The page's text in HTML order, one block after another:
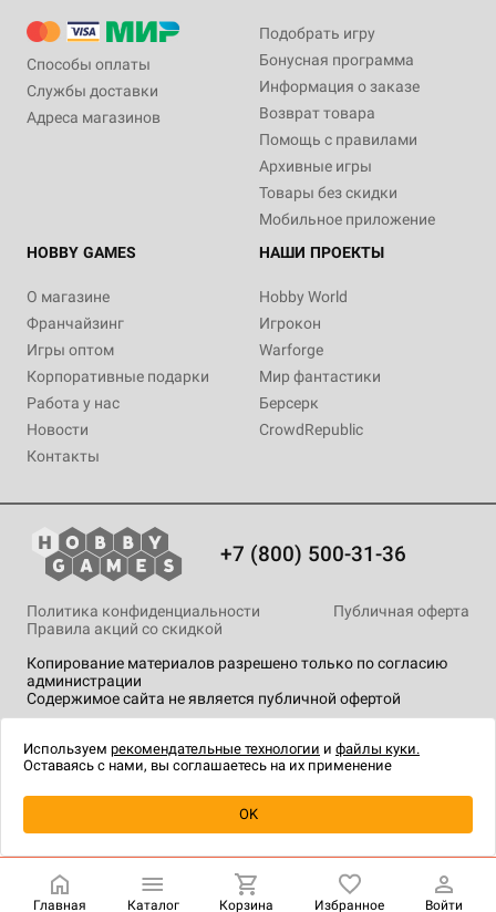
Уведомить о наличии
Способы оплаты
Службы доставки
Адреса магазинов
Подобрать игру
Бонусная программа
Информация о заказе
Возврат товара
Помощь с правилами
Архивные игры
Товары без скидки
Мобильное приложение
HOBBY GAMES
О магазине
Франчайзинг
Игры оптом
Корпоративные подарки
Работа у нас
Новости
Контакты
НАШИ ПРОЕКТЫ
Hobby World
Игрокон
Warforge
Мир фантастики
Берсерк
CrowdRepublic
+7 (800) 500-31-36
Копирование материалов разрешено только по согласию
администрации
Содержимое сайта не является публичной офертой
Политика конфиденциальности
Публичная оферта
Правила акций со скидкой
технологии.
Главная Каталог Корзина Избранное Войти
Используем рекомендательные технологии и файлы куки.
Оставаясь с нами, вы соглашаетесь на их применение
OK